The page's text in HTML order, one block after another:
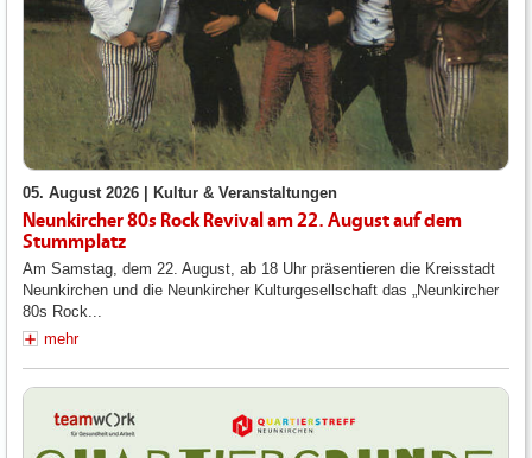
05. August 2026 | Kultur & Veranstaltungen
Neunkircher 80s Rock Revival am 22. August auf dem
Stummplatz
Am Samstag, dem 22. August, ab 18 Uhr präsentieren die Kreisstadt
Neunkirchen und die Neunkircher Kulturgesellschaft das „Neunkircher
80s Rock...
mehr